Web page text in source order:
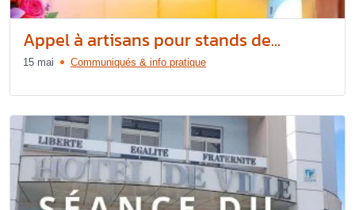
Appel à artisans pour stands de...
15 mai Communiqués & info pratique